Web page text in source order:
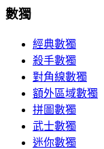
數獨
經典數獨
殺手數獨
對角線數獨
額外區域數獨
拼圖數獨
武士數獨
迷你數獨